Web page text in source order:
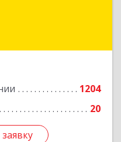
1204
20
край, Ставрополь г,